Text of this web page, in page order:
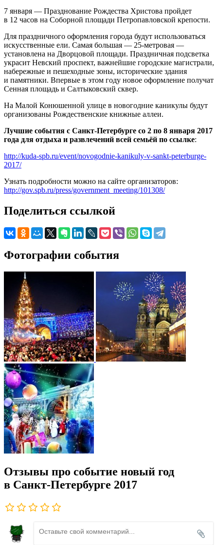
7 января — Празднование Рождества Христова пройдет
в 12 часов на Соборной площади Петропавловской крепости.
Для праздничного оформления города будут использоваться
искусственные ели. Самая большая — 25-метровая —
установлена на Дворцовой площади. Праздничная подсветка
украсит Невский проспект, важнейшие городские магистрали,
набережные и пешеходные зоны, исторические здания
и памятники. Впервые в этом году новое оформление получат
Сенная площадь и Салтыковский сквер.
На Малой Конюшенной улице в новогодние каникулы будут
организованы Рождественские книжные аллеи.
Лучшие события с Санкт-Петербурге со 2 по 8 января 2017
года для отдыха и развлечений всей семьёй по ссылке:
http://kuda-spb.ru/event/novogodnie-kanikuly-v-sankt-peterburge-
2017/
Узнать подробности можно на сайте организаторов:
http://gov.spb.ru/press/government_meeting/101308/
Поделиться ссылкой
Фотографии события
Отзывы про событие новый год
в Санкт-Петербурге 2017